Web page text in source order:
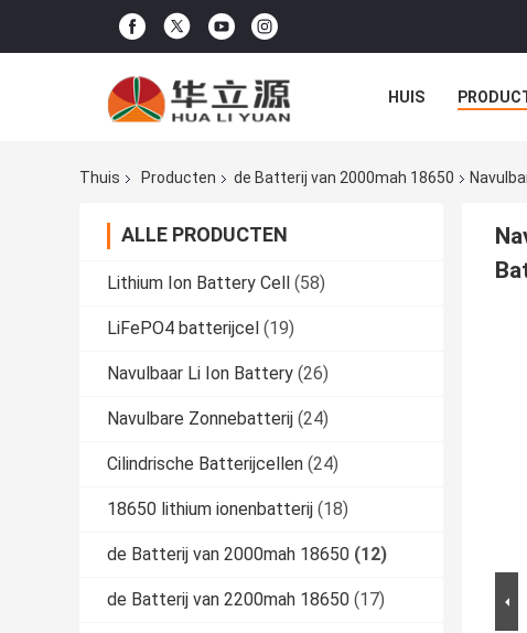
HUIS
Thuis Producten de Batterij van 2000mah 18650
ALLE PRODUCTEN
Lithium Ion Battery Cell (58)
LiFePO4 batterijcel (19)
Navulbaar Li Ion Battery (26)
Navulbare Zonnebatterij (24)
Cilindrische Batterijcellen (24)
18650 lithium ionenbatterij (18)
de Batterij van 2000mah 18650 (12)
de Batterij van 2200mah 18650 (17)